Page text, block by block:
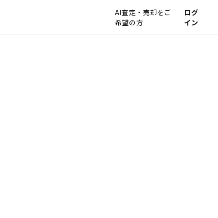
AI査定・売却をご
希望の方
ログ
イン